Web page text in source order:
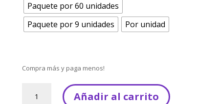
Paquete por 60 unidades
Paquete por 9 unidades
Por unidad
Compra más y paga menos!
personalizados
Añadir al carrito